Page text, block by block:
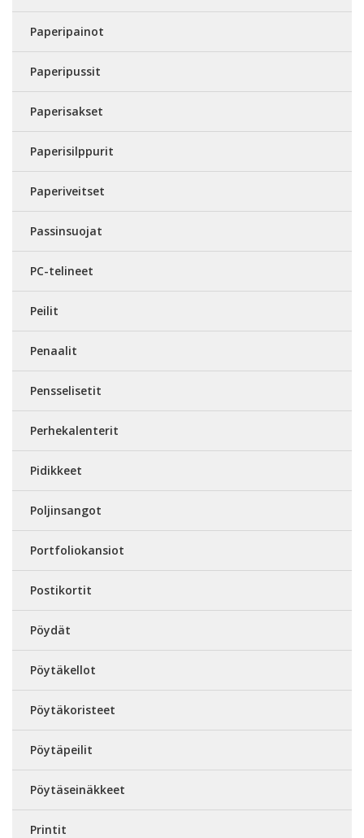
Paperipainot
Paperipussit
Paperisakset
Paperisilppurit
Paperiveitset
Passinsuojat
PC-telineet
Peilit
Penaalit
Pensselisetit
Perhekalenterit
Pidikkeet
Poljinsangot
Portfoliokansiot
Postikortit
Pöydät
Pöytäkellot
Pöytäkoristeet
Pöytäpeilit
Pöytäseinäkkeet
Printit